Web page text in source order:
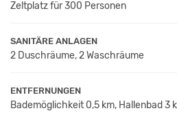
Zeltplatz für 300 Personen
SANITÄRE ANLAGEN
2 Duschräume, 2 Waschräume
ENTFERNUNGEN
Bademöglichkeit 0,5 km, Hallenbad 3